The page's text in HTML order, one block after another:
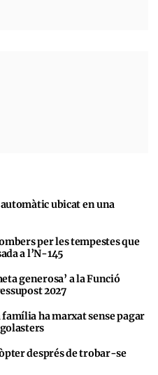
ubicat en una
per les tempestes que
a l’N-145
generosa’ a la Funció
2027
ha marxat sense pagar
després de trobar-se